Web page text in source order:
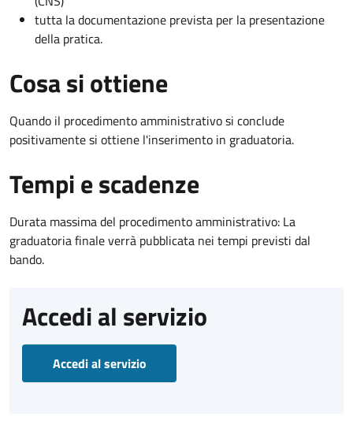
tutta la documentazione prevista per la presentazione
della pratica.
Cosa si ottiene
Quando il procedimento amministrativo si conclude
positivamente si ottiene l'inserimento in graduatoria.
Tempi e scadenze
Durata massima del procedimento amministrativo: La
graduatoria finale verrà pubblicata nei tempi previsti dal
bando.
Accedi al servizio
Accedi al servizio